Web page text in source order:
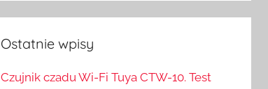
Ostatnie wpisy
Czujnik czadu Wi-Fi Tuya CTW-10. Test